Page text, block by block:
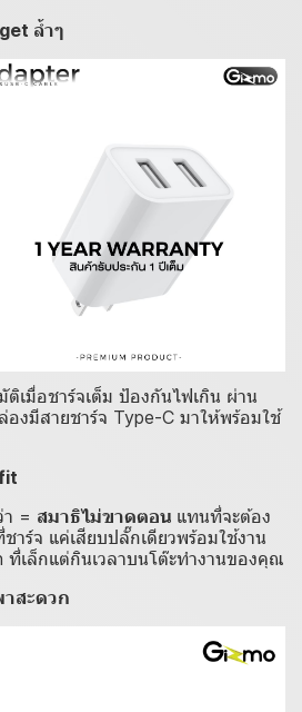
ล้ำๆ
เมื่อชาร์จเต็ม ป้องกันไฟเกิน ผ่าน
องมีสายชาร์จ Type-C มาให้พร้อมใช้
า = สมาธิไม่ขาดตอน แทนที่จะต้อง
าร์จ แค่เสียบปลั๊กเดียวพร้อมใช้งาน
เล็กแต่กินเวลาบนโต๊ะทำงานของคุณ
สะดวก